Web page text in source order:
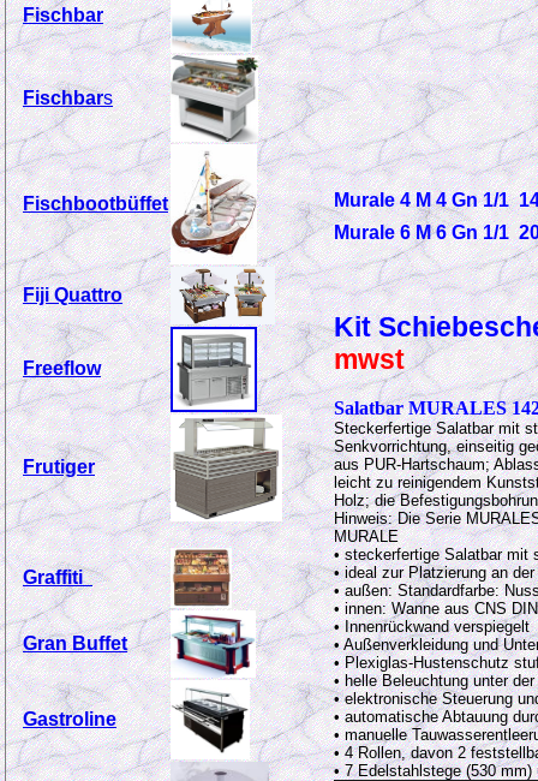
Fischbar
Fischbars
Fischbootbüffet
Fiji Quattro
Freeflow
Frutiger
Graffiti
Gran Buffet
Gastroline
Murale 4 M 4 Gn 1/1
Murale 6 M 6 Gn 1/1
Kit
mwst
Salatbar MURALES
Steckerfertige Salatbar mit
Senkvorrichtung, einseitig
aus PUR-Hartschaum;
leicht zu reinigendem
Holz; die
Hinweis: Die Serie
MURALE
• steckerfertige Salatbar mit
• ideal zur Platzierung an
• außen: Standardfarbe:
• innen: Wanne aus CNS
• Innenrückwand verspiegelt
• Außenverkleidung und
• Plexiglas-Hustenschutz
• helle Beleuchtung unter
• elektronische Steuerung
• automatische Abtauung
• manuelle
• 4 Rollen, davon 2
• 7 Edelstahlstege (530